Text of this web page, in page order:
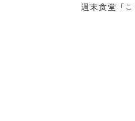
週末食堂「